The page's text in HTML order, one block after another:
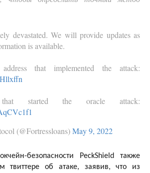
devastated. We will provide updates as
is available.
that implemented the attack:
that started the oracle attack:
(@Fortressloans)May 9, 2022
безопасности PeckShield также
твиттере об атаке, заявив, что из